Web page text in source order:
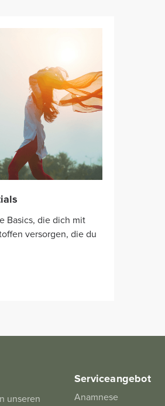
Basics, die dich mit
versorgen, die du
unseren
Serviceangebot
Anamnese